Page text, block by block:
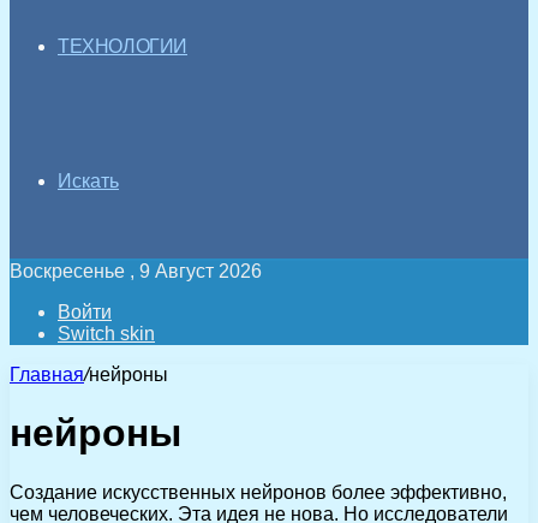
ТЕХНОЛОГИИ
Искать
Воскресенье , 9 Август 2026
Войти
Switch skin
Главная/нейроны
нейроны
Создание искусственных нейронов более эффективно,
чем человеческих. Эта идея не нова. Но исследователи